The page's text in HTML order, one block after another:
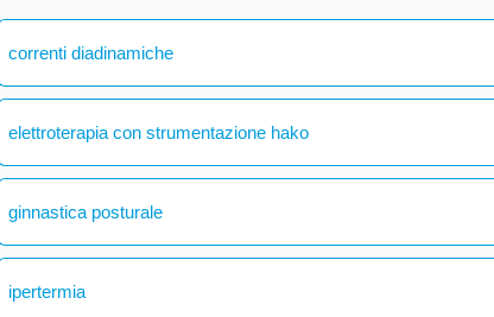
correnti diadinamiche
elettroterapia con strumentazione hako
ginnastica posturale
ipertermia